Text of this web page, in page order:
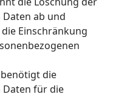
ab und
Einschränkung
die
Daten für die